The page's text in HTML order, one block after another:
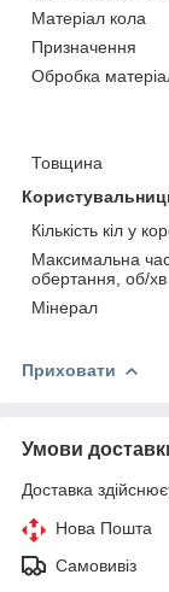
Матеріал кола
Призначення
Обробка
Товщина
Кількість кіл у
Максимальна
обертання, об/хв
Мінерал
Приховати
Умови
Доставка
Нова Пошта
Самовивіз